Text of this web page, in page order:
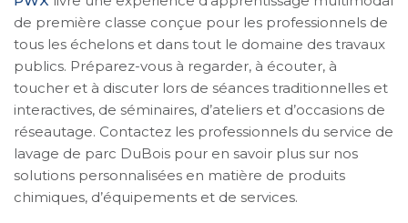
de première classe conçue pour les professionnels de
tous les échelons et dans tout le domaine des travaux
publics. Préparez-vous à regarder, à écouter, à
toucher et à discuter lors de séances traditionnelles et
interactives, de séminaires, d’ateliers et d’occasions de
réseautage. Contactez les professionnels du service de
lavage de parc DuBois pour en savoir plus sur nos
solutions personnalisées en matière de produits
chimiques, d’équipements et de services.